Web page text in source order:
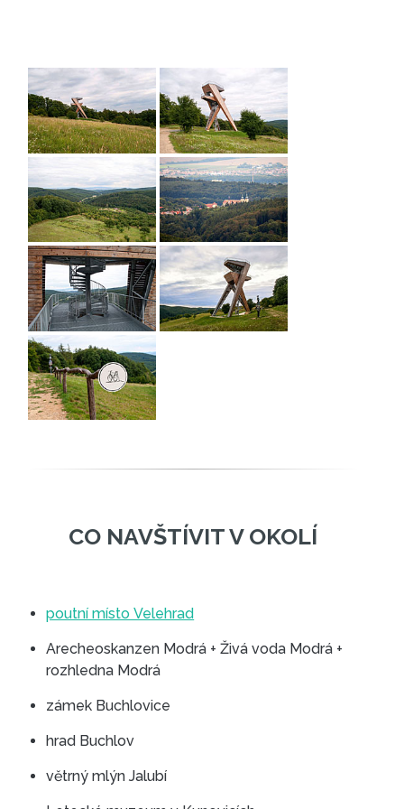
FOTOGALERIE
poutní místo Velehrad
Arecheoskanzen Modrá + Živá voda Modrá +
rozhledna Modrá
zámek Buchlovice
hrad Buchlov
větrný mlýn Jalubí